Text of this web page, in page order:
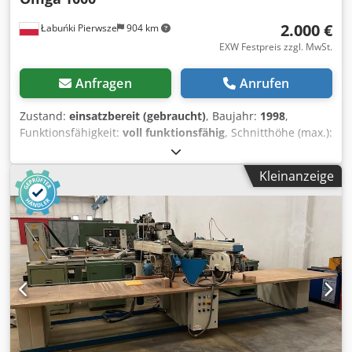
Łabuńki Pierwsze 904 km 2.000 €
EXW Festpreis zzgl. MwSt.
Anfragen Anrufen
Zustand: einsatzbereit (gebraucht), Baujahr: 1998,
Funktionsfähigkeit: voll funktionsfähig, Schnitthöhe (max.):
, Schnittbreite (max.):1.000 mm
Sägeblattdurchmesser:400 mm, Höheneinstelltyp:
mechanisch
, OMGA 1000 Radialarmsäge Spezifikation: •
Zustand - nach Überprüfung voll funktionsfähig •
Hersteller - OMGA • Modell - 1000 • Scheibendurchmesser
max. 400 mm Chedpjv Hqknofx Adksa • maximale
Abmessungen des geschnittenen Elements 140 x 1000 mm
• Schutzvorrichtungen an der Säge, um die Sicherheit des
Sägebedieners zu gewährleisten • Schnitteinstellung in
drei Ebenen • Absaugstutzen Ø 80 mm und 110 mm •
Tischplattenmaße 160 x 95 cm • Produktionsjahr 1998 •
Herstellerdokumentation • Gesamtmaße - 175 x 170 x 155
cm (Länge x Breite x Höhe) Weitere Informationen: • die
Kleinanzeige